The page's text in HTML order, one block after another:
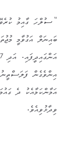
“ސުލްހަ ގާއިމު
ބައިނަލް އަގުވާމީ
އިންވެގެން
އަމާންކަމާއެކު ދެ
ވިދާޅުވިއެވެ.